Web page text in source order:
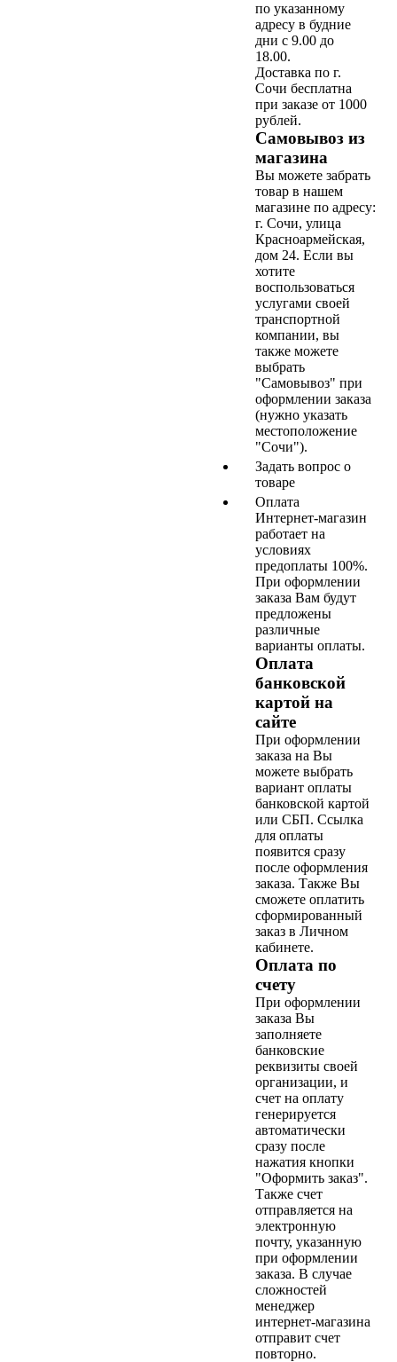
по указанному
адресу в будние
дни с 9.00 до
18.00.
Доставка по г.
Сочи бесплатна
при заказе от 1000
рублей.
Самовывоз из
магазина
Вы можете забрать
товар в нашем
магазине по адресу:
г. Сочи, улица
Красноармейская,
дом 24. Если вы
хотите
воспользоваться
услугами своей
транспортной
компании, вы
также можете
выбрать
"Самовывоз" при
оформлении заказа
(нужно указать
местоположение
"Сочи").
Задать вопрос о
товаре
Оплата
Интернет-магазин
работает на
условиях
предоплаты 100%.
При оформлении
заказа Вам будут
предложены
различные
варианты оплаты.
Оплата
банковской
картой на
сайте
При оформлении
заказа на Вы
можете выбрать
вариант оплаты
банковской картой
или СБП. Ссылка
для оплаты
появится сразу
после оформления
заказа. Также Вы
сможете оплатить
сформированный
заказ в Личном
кабинете.
Оплата по
счету
При оформлении
заказа Вы
заполняете
банковские
реквизиты своей
организации, и
счет на оплату
генерируется
автоматически
сразу после
нажатия кнопки
"Оформить заказ".
Также счет
отправляется на
электронную
почту, указанную
при оформлении
заказа. В случае
сложностей
менеджер
интернет-магазина
отправит счет
повторно.